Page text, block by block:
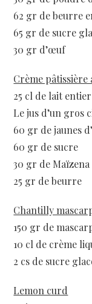
62 gr de beurre
65 gr de sucre
30 gr d’œuf
Crème pâtissière
25 cl de lait entier
Le jus d’un gros
60 gr de jaunes
60 gr de sucre
30 gr de Maïzena
25 gr de beurre
Chantilly
150 gr de
10 cl de crème
2 cs de sucre
Lemon curd